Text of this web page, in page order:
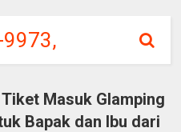
Masuk Glamping
Bapak dan Ibu dari